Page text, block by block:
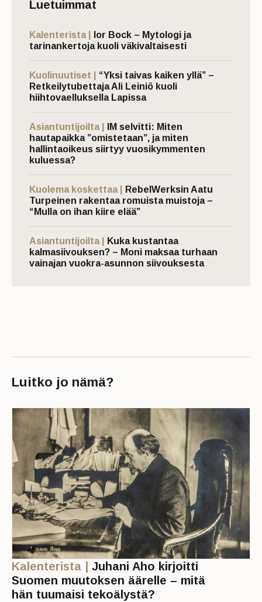
Luetuimmat
Kalenterista |
Ior Bock – Mytologi ja
tarinankertoja kuoli väkivaltaisesti
Kuolinuutiset |
“Yksi taivas kaiken yllä” –
Retkeilytubettaja Ali Leiniö kuoli
hiihtovaelluksella Lapissa
Asiantuntijoilta |
IM selvitti: Miten
hautapaikka ”omistetaan”, ja miten
hallintaoikeus siirtyy vuosikymmenten
kuluessa?
Kuolema koskettaa |
RebelWerksin Aatu
Turpeinen rakentaa romuista muistoja –
“Mulla on ihan kiire elää”
Asiantuntijoilta |
Kuka kustantaa
kalmasiivouksen? – Moni maksaa turhaan
vainajan vuokra-asunnon siivouksesta ­
Luitko jo nämä?
Kalenterista | Juhani Aho kirjoitti
Suomen muutoksen äärelle – mitä
hän tuumaisi tekoälystä?